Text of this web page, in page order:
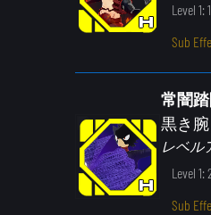
Level 1:
Sub
常闇
黒き腕
レベル
Level 1:
Sub